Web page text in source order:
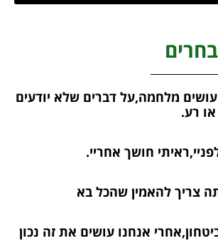
מלחמה,על דברים שלא יודעים
רע.
חושך אחריי.
צריך להאמין שהכל בא
אנחנו עושים את זה נכון